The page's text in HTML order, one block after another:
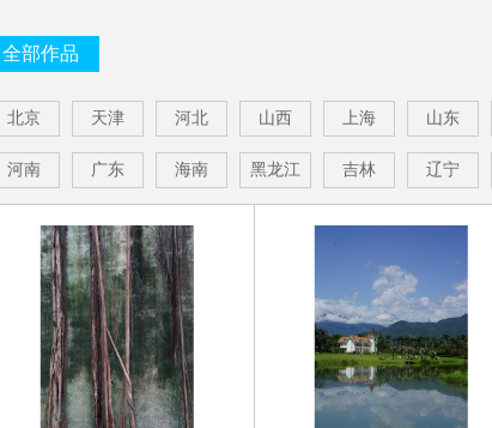
全部作品
北京 天津 河北 山西 上海 山东
河南 广东 海南 黑龙江 吉林 辽宁